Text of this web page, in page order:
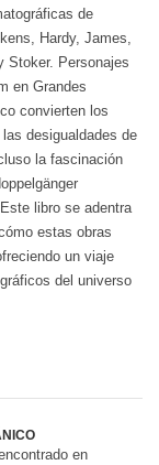
de
Hardy, James,
Stoker. Personajes
en Grandes
convierten los
desigualdades de
la fascinación
libro se adentra
estas obras
un viaje
del universo
en